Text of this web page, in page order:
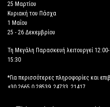
25 Μαρτίου
Κυριακή του Πάσχα
1 Μαΐου
25 - 26 Δεκεμβρίου
Τη Μεγάλη Παρασκευή λειτουργεί
15:30
*Για περισσότερες πληροφορίες και
+30 2665 0 28539, 24733, 21417